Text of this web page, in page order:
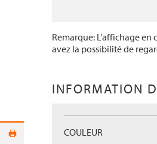
Remarque: L’affichage
avez la possibilité de
INFORMATION
COULEUR